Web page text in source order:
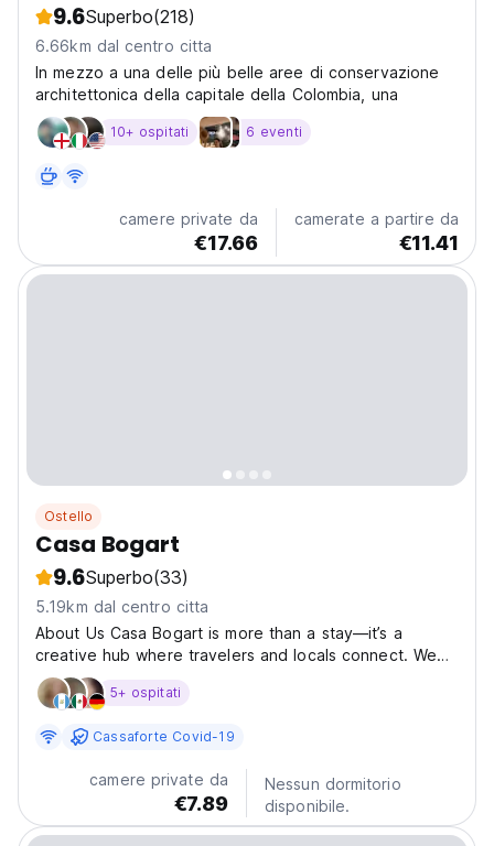
9.6Superbo(218)
6.66km dal centro citta
In mezzo a una delle più belle aree di conservazione
architettonica della capitale della Colombia, una
10+ ospitati 6 eventi
camere private da
€17.66
camerate a partire da
€11.41
Ostello
Casa Bogart
9.6Superbo(33)
5.19km dal centro citta
About Us Casa Bogart is more than a stay—it’s a
creative hub where travelers and locals connect. We
offer private studios, rooms with ensuite bathrooms,
and a rooftop coworking lounge with city views. Join
5+ ospitati
Cassaforte Covid-19
camere private da
€7.89
Nessun dormitorio
disponibile.